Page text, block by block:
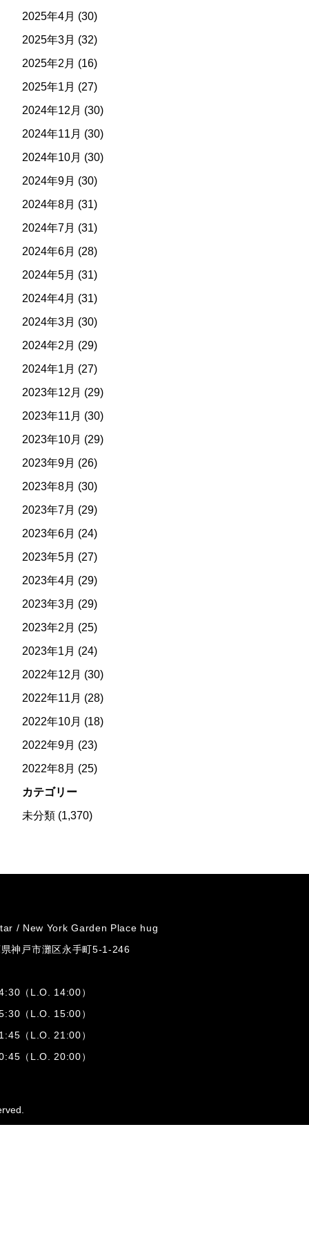
2025年4月 (30)
2025年3月 (32)
2025年2月 (16)
2025年1月 (27)
2024年12月 (30)
2024年11月 (30)
2024年10月 (30)
2024年9月 (30)
2024年8月 (31)
2024年7月 (31)
2024年6月 (28)
2024年5月 (31)
2024年4月 (31)
2024年3月 (30)
2024年2月 (29)
2024年1月 (27)
2023年12月 (29)
2023年11月 (30)
2023年10月 (29)
2023年9月 (26)
2023年8月 (30)
2023年7月 (29)
2023年6月 (24)
2023年5月 (27)
2023年4月 (29)
2023年3月 (29)
2023年2月 (25)
2023年1月 (24)
2022年12月 (30)
2022年11月 (28)
2022年10月 (18)
2022年9月 (23)
2022年8月 (25)
カテゴリー
未分類(1,370)
/ New York Garden Place hug
神戸市灘区永手町5-1-246
（L.O. 14:00）
（L.O. 15:00）
（L.O. 21:00）
（L.O. 20:00）